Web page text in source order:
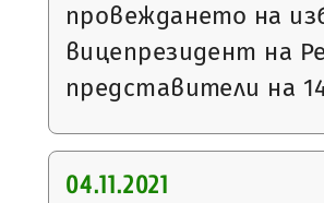
провеждането на
вицепрезидент на
представители на
04.11.2021